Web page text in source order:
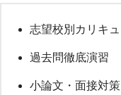
志望校別カリキ
過去問徹底演習
小論文・面接対策